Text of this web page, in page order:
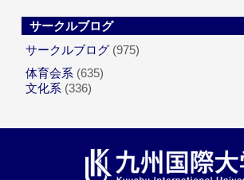
サークルブログ
サークルブログ (975)
体育会系 (635)
文化系 (336)